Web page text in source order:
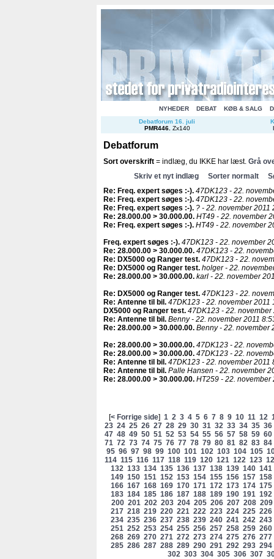
NYHEDER DEBAT KØB & SALG
Debatforum 16. juli
PMR446. Zx140
Debatforum
Sort overskrift = indlæg, du IKKE har læst. Grå
Skriv et nyt indlæg
Sorter normalt
Re: Freq. expert søges :-). 47DK123 - 22.
Re: Freq. expert søges :-). 47DK123 - 22.
Re: Freq. expert søges :-). ? - 22. november 2011
Re: 28.000.00 > 30.000.00. HT49 - 22. november
Re: Freq. expert søges :-). HT49 - 22. november
Freq. expert søges :-). 47DK123 - 22. november
Re: 28.000.00 > 30.000.00. 47DK123 - 22.
Re: DX5000 og Ranger test. 47DK123 - 22.
Re: DX5000 og Ranger test. holger - 22.
Re: 28.000.00 > 30.000.00. karl - 22. november
Re: DX5000 og Ranger test. 47DK123 - 22.
Re: Antenne til bil . 47DK123 - 22. november 2011
DX5000 og Ranger test. 47DK123 - 22. november
Re: Antenne til bil . Benny - 22. november 2011
Re: 28.000.00 > 30.000.00. Benny - 22. november
Re: 28.000.00 > 30.000.00. 47DK123 - 22.
Re: 28.000.00 > 30.000.00. 47DK123 - 22.
Re: Antenne til bil . 47DK123 - 22. november 2011
Re: Antenne til bil . Palle Hansen - 22. november
Re: 28.000.00 > 30.000.00. HT259 - 22. november
[< Forrige side] 1 2 3 4 5 6 7 8 9 10 11 12
23 24 25 26 27 28 29 30 31 32 33 34 35 36
47 48 49 50 51 52 53 54 55 56 57 58 59 60
71 72 73 74 75 76 77 78 79 80 81 82 83 84
95 96 97 98 99 100 101 102 103 104 105
114 115 116 117 118 119 120 121 122 123
132 133 134 135 136 137 138 139 140 141
149 150 151 152 153 154 155 156 157 158
166 167 168 169 170 171 172 173 174 175
183 184 185 186 187 188 189 190 191 192
200 201 202 203 204 205 206 207 208 209
217 218 219 220 221 222 223 224 225 226
234 235 236 237 238 239 240 241 242 243
251 252 253 254 255 256 257 258 259 260
268 269 270 271 272 273 274 275 276 277
285 286 287 288 289 290 291 292 293 294
302 303 304 305 306 307